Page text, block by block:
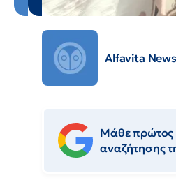
Alfavita
Μάθε πρώτος
αναζήτησης